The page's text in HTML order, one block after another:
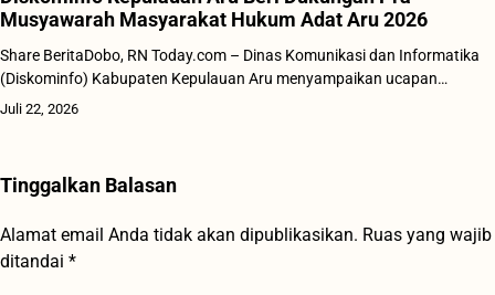
Musyawarah Masyarakat Hukum Adat Aru 2026
Share BeritaDobo, RN Today.com – Dinas Komunikasi dan Informatika
(Diskominfo) Kabupaten Kepulauan Aru menyampaikan ucapan…
Juli 22, 2026
Tinggalkan Balasan
Alamat email Anda tidak akan dipublikasikan. Ruas yang wajib
ditandai *